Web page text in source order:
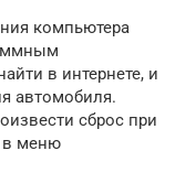
компьютера
в интернете, и
автомобиля.
сброс при
в меню